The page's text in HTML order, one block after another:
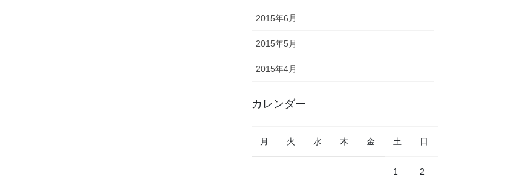
2015年6月
2015年5月
2015年4月
カレンダー
月 火 水 木 金 土 日
1 2